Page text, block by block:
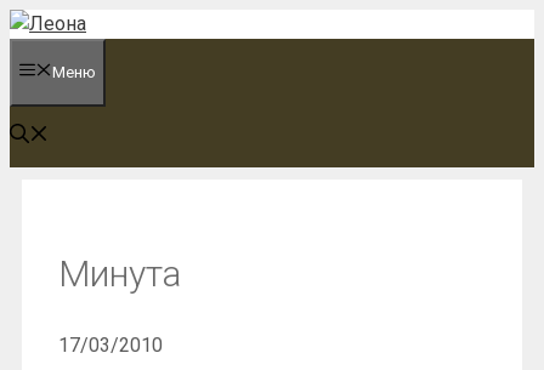
Перейти
содержимому
Меню
Минута
17/03/2010